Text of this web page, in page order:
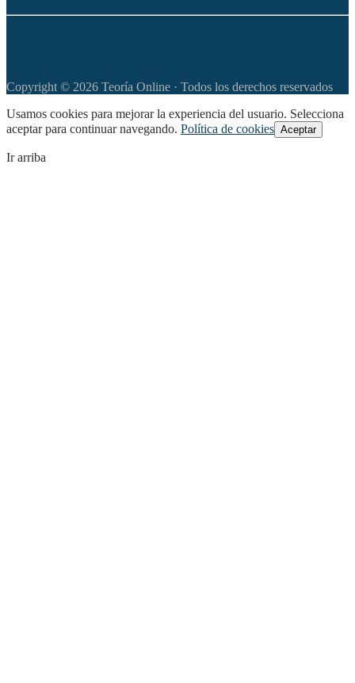
Copyright © 2026 Teoría Online · Todos los derechos reservados
Usamos cookies para mejorar la experiencia del usuario. Selecciona
aceptar para continuar navegando. Política de cookies Aceptar
Ir arriba